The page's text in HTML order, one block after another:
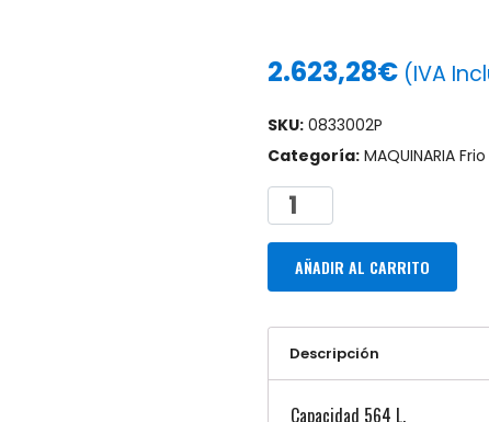
2.623,28€ (IVA
SKU: 0833002P
Categoría: MAQUINARIA Frio
AÑADIR AL CARRITO
Descripción
Capacidad 564 L.